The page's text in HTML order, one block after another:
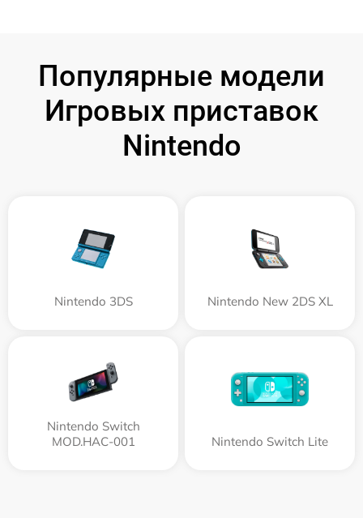
Популярные модели
Игровых приставок
Nintendo
Nintendo 3DS Nintendo New 2DS XL
Nintendo Switch
MOD.HAC-001
Nintendo Switch Lite